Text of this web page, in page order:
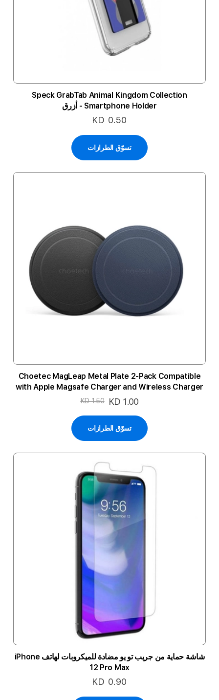
Speck GrabTab Animal Kingdom Collection
Smartphone Holder - أزرق
KD 0.50
تسوّق الطرازات
Choetec MagLeap Metal Plate 2-Pack Compatible
with Apple Magsafe Charger and Wireless Charger
السعر
KD 1.00
KD 1.50
تسوّق الطرازات
شاشة حماية من جريب تو يو مضادة للميكروبات لهاتف iPhone
12 Pro Max
KD 0.90